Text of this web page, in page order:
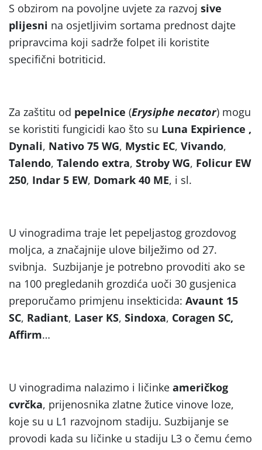
S obzirom na povoljne uvjete za razvoj sive
plijesni na osjetljivim sortama prednost dajte
pripravcima koji sadrže folpet ili koristite
specifični botriticid.
Za zaštitu od pepelnice (Erysiphe necator) mogu
se koristiti fungicidi kao što su Luna Expirience ,
Dynali, Nativo 75 WG, Mystic EC, Vivando,
Talendo, Talendo extra, Stroby WG, Folicur EW
250, Indar 5 EW, Domark 40 ME, i sl.
U vinogradima traje let pepeljastog grozdovog
moljca, a značajnije ulove bilježimo od 27.
svibnja. Suzbijanje je potrebno provoditi ako se
na 100 pregledanih grozdića uoči 30 gusjenica
preporučamo primjenu insekticida: Avaunt 15
SC, Radiant, Laser KS, Sindoxa, Coragen SC,
Affirm…
U vinogradima nalazimo i ličinke američkog
cvrčka, prijenosnika zlatne žutice vinove loze,
koje su u L1 razvojnom stadiju. Suzbijanje se
provodi kada su ličinke u stadiju L3 o čemu ćemo